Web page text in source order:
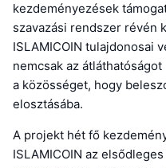
kezdeményezések
szavazási rendszer révén
ISLAMICOIN tulajdonosai
nemcsak az
a közösséget, hogy
elosztásába.
A projekt hét fő
ISLAMICOIN az